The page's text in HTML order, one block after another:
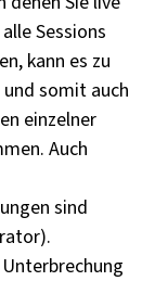
Sessions
kann es zu
somit auch
einzelner
Auch
sind